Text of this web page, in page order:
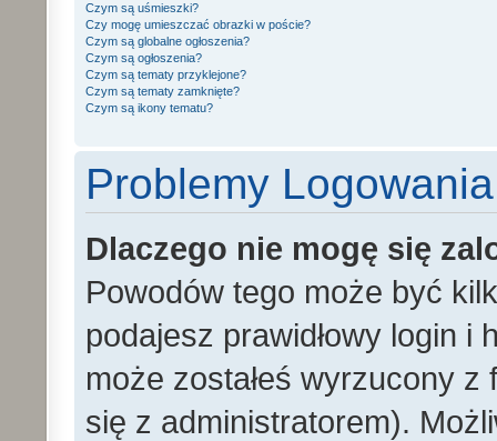
Czym są uśmieszki?
Czy mogę umieszczać obrazki w poście?
Czym są globalne ogłoszenia?
Czym są ogłoszenia?
Czym są tematy przyklejone?
Czym są tematy zamknięte?
Czym są ikony tematu?
Problemy
Dlaczego nie mogę się
Powodów tego może być
podajesz prawidłowy login i
może zostałeś wyrzucony
się z administratorem).